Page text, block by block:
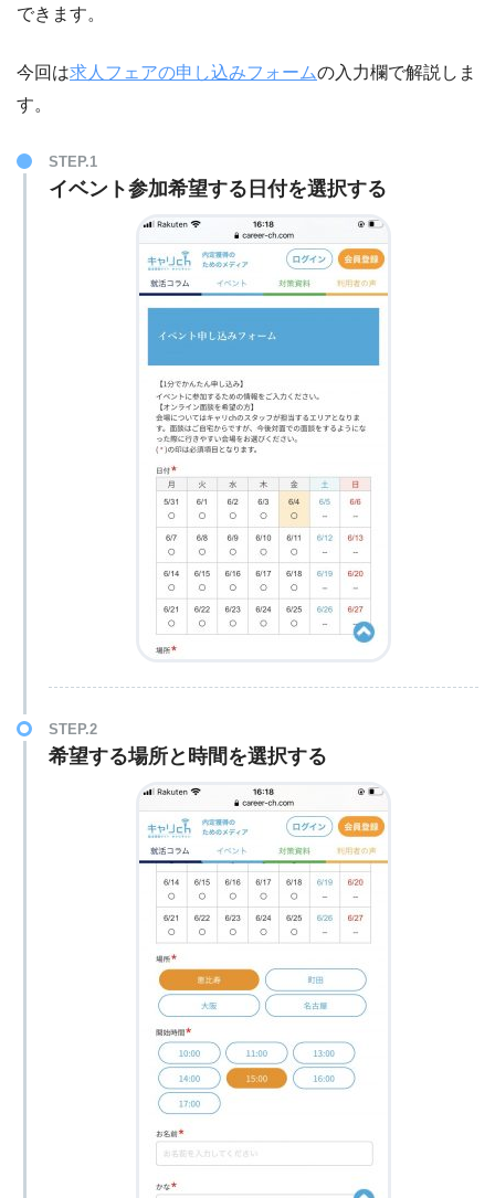
できます。
今回は求人フェアの申し込みフォームの入力欄で解説しま
す。
STEP.1
イベント参加希望する日付を選択する
STEP.2
希望する場所と時間を選択する